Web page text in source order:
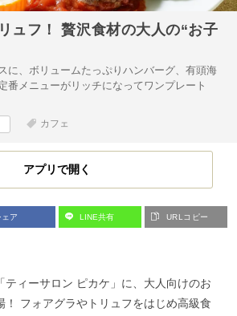
ュフ！ 贅沢食材の大人の“お子
に、ボリュームたっぷりハンバーグ、有頭海
番メニューがリッチになってワンプレート
カフェ
アプリで開く
ェア LINE共有 URLコピー
ティーサロン ピカケ」に、大人向けのお
！ フォアグラやトリュフをはじめ高級食